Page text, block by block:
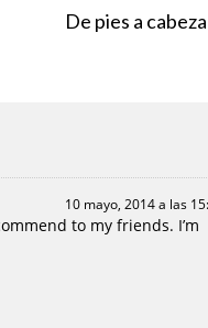
De pies a cabeza
10 mayo, 2014 a las
to my friends. I’m